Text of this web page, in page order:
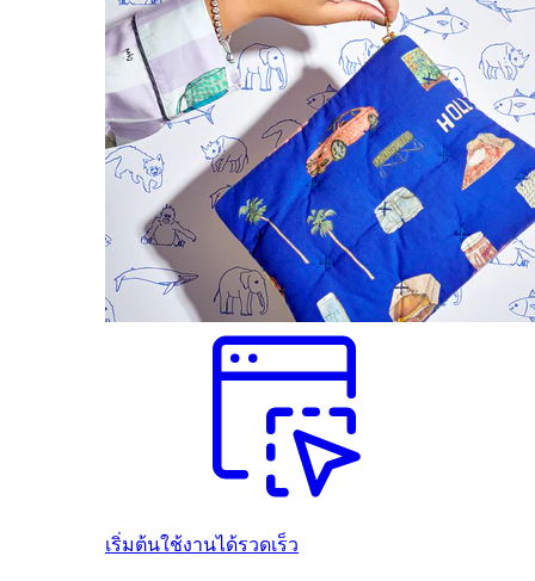
เริ่มต้นใช้งานได้รวดเร็ว